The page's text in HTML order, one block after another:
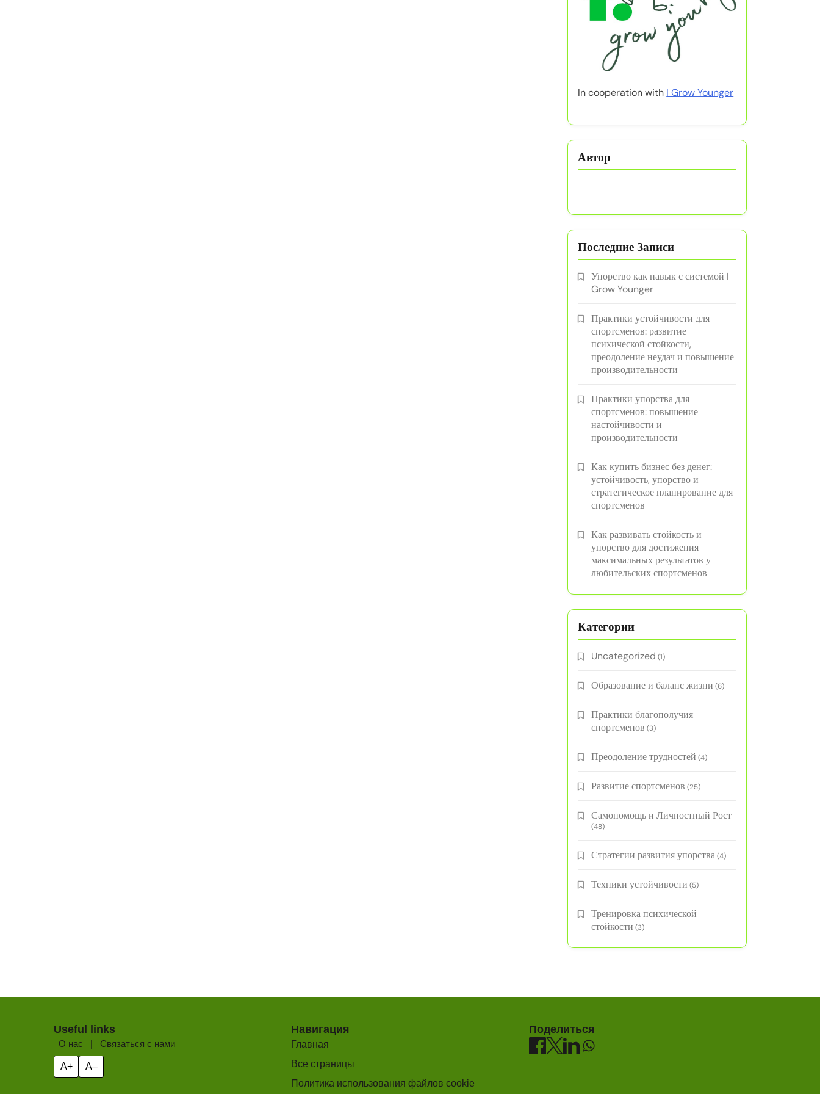
In cooperation with I Grow Younger
Автор
Последние Записи
Упорство как навык с системой I
Grow Younger
Практики устойчивости для
спортсменов: развитие
психической стойкости,
преодоление неудач и повышение
производительности
Практики упорства для
спортсменов: повышение
настойчивости и
производительности
Как купить бизнес без денег:
устойчивость, упорство и
стратегическое планирование для
спортсменов
Как развивать стойкость и
упорство для достижения
максимальных результатов у
любительских спортсменов
Категории
Uncategorized (1)
Образование и баланс жизни (6)
Практики благополучия
спортсменов (3)
Преодоление трудностей (4)
Развитие спортсменов (25)
Самопомощь и Личностный Рост
(48)
Стратегии развития упорства(4)
Техники устойчивости (5)
Тренировка психической
стойкости (3)
Useful links
О нас | Связаться с нами
A+ A–
Навигация
Главная
Все страницы
Политика использования файлов cookie
Поделиться